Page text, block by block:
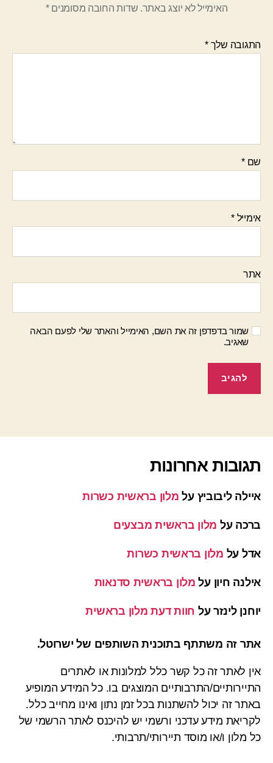
האימייל לא יוצג באתר. שדות החובה מסומנים*
התגובה שלך*
שם*
אימייל*
אתר
שמור בדפדפן זה את השם, האימייל והאתר שלי לפעם הבאה
שאגיב.
תגובות אחרונות
איילה ליבוביץ על מלון בראשית כשרות
ברכה על מלון בראשית מבצעים
אדל על מלון בראשית כשרות
אילנה חיון על מלון בראשית סדנאות
יוחנן לינזר על חוות דעת מלון בראשית
אתר זה משתתף בתוכנית השותפים של ישרוטל.
אין לאתר זה כל קשר כלל למלונות או לאתרים
התיירותיים/התרבותיים המוצגים בו. כל המידע המופיע
באתר זה יכול להשתנות בכל זמן נתון ואינו מחייב כלל.
לקריאת מידע עדכני ורשמי יש להיכנס לאתר הרשמי של
כל מלון ו/או מוסד תיירותי/תרבותי.